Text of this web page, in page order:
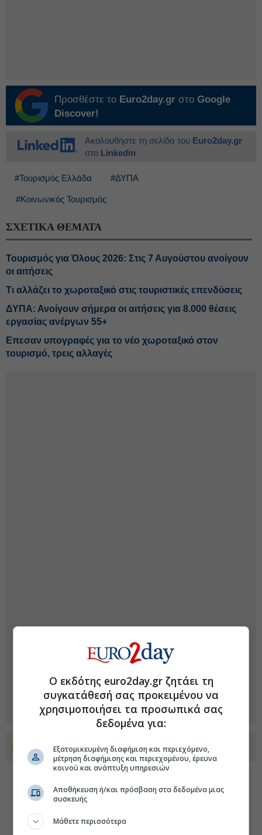
Προσθέστε το Euro2day.gr στο Google
Discover!
Ακολουθήστε τη σελίδα του Euro2day.gr
στο Linkedin
#Τουρισμός Ελλάδα #ΔΥΠΑ
#Κοινωνικός Τουρισμός
ΣΧΕΤΙΚΑ ΘΕΜΑΤΑ
Τουρισμός για Όλους 2026: Στις 7 Αυγούστου ανοίγουν
οι αιτήσεις
Τι αλλάζει το χωροταξικό στις τουριστικές επενδύσεις
ΔΥΠΑ: Ανοίγουν σήμερα οι αιτήσεις για 8.000 θέσεις
εργασίας ανέργων 55+
Επεσαν υπογραφές για το νέο χωροταξικό στον
τουρισμό, τρεις αλλαγές
Προσθέστε το euro2day.gr στο Discover
Ο εκδότης euro2day.gr ζητάει τη
συγκατάθεσή σας προκειμένου να
χρησιμοποιήσει τα προσωπικά σας
δεδομένα για:
Εξατομικευμένη διαφήμιση και περιεχόμενο,
μέτρηση διαφήμισης και περιεχομένου, έρευνα
κοινού και ανάπτυξη υπηρεσιών
Αποθήκευση ή/και πρόσβαση στα δεδομένα μιας
συσκευής
Μάθετε περισσότερα